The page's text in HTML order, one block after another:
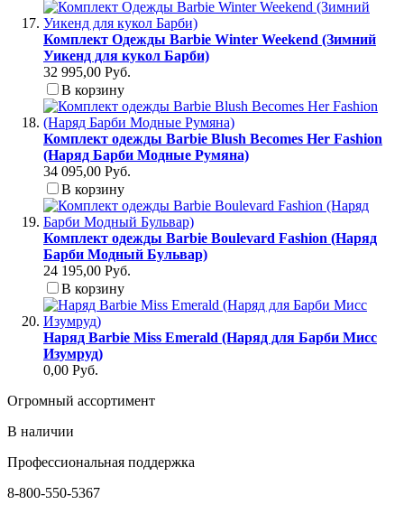
Комплект Одежды Barbie Winter Weekend (Зимний
Уикенд для кукол Барби)
32 995,00 Руб.
В корзину
Комплект одежды Barbie Blush Becomes Her Fashion
(Наряд Барби Модные Румяна)
34 095,00 Руб.
В корзину
Комплект одежды Barbie Boulevard Fashion (Наряд
Барби Модный Бульвар)
24 195,00 Руб.
В корзину
Наряд Barbie Miss Emerald (Наряд для Барби Мисс
Изумруд)
0,00 Руб.
Огромный ассортимент
В наличии
Профессиональная поддержка
8-800-550-5367